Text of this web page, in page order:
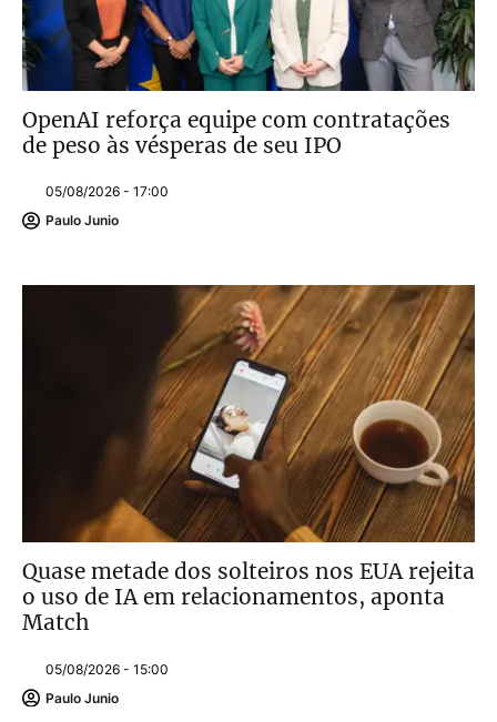
OpenAI reforça equipe com contratações
de peso às vésperas de seu IPO
05/08/2026 - 17:00
Paulo Junio
Quase metade dos solteiros nos EUA rejeita
o uso de IA em relacionamentos, aponta
Match
05/08/2026 - 15:00
Paulo Junio